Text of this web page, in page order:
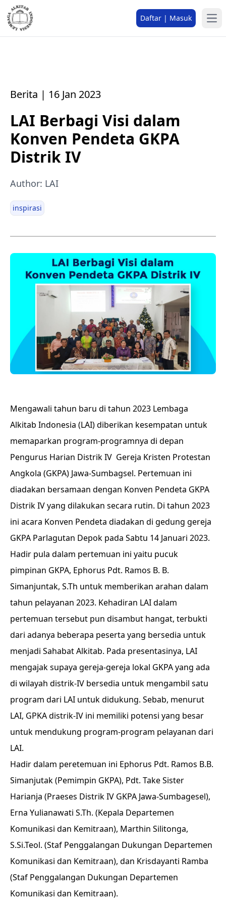
Daftar | Masuk
Berita | 16 Jan 2023
LAI Berbagi Visi dalam
Konven Pendeta GKPA
Distrik IV
Author: LAI
inspirasi
Mengawali tahun baru di tahun 2023 Lembaga
Alkitab Indonesia (LAI) diberikan kesempatan untuk
memaparkan program-programnya di depan
Pengurus Harian Distrik IV Gereja Kristen Protestan
Angkola (GKPA) Jawa-Sumbagsel. Pertemuan ini
diadakan bersamaan dengan Konven Pendeta GKPA
Distrik IV yang dilakukan secara rutin. Di tahun 2023
ini acara Konven Pendeta diadakan di gedung gereja
GKPA Parlagutan Depok pada Sabtu 14 Januari 2023.
Hadir pula dalam pertemuan ini yaitu pucuk
pimpinan GKPA, Ephorus Pdt. Ramos B. B.
Simanjuntak, S.Th untuk memberikan arahan dalam
tahun pelayanan 2023. Kehadiran LAI dalam
pertemuan tersebut pun disambut hangat, terbukti
dari adanya beberapa peserta yang bersedia untuk
menjadi Sahabat Alkitab. Pada presentasinya, LAI
mengajak supaya gereja-gereja lokal GKPA yang ada
di wilayah distrik-IV bersedia untuk mengambil satu
program dari LAI untuk didukung. Sebab, menurut
LAI, GPKA distrik-IV ini memiliki potensi yang besar
untuk mendukung program-program pelayanan dari
LAI.
Hadir dalam peretemuan ini Ephorus Pdt. Ramos B.B.
Simanjutak (Pemimpin GKPA), Pdt. Take Sister
Harianja (Praeses Distrik IV GKPA Jawa-Sumbagesel),
Erna Yulianawati S.Th. (Kepala Departemen
Komunikasi dan Kemitraan), Marthin Silitonga,
S.Si.Teol. (Staf Penggalangan Dukungan Departemen
Komunikasi dan Kemitraan), dan Krisdayanti Ramba
(Staf Penggalangan Dukungan Departemen
Komunikasi dan Kemitraan).